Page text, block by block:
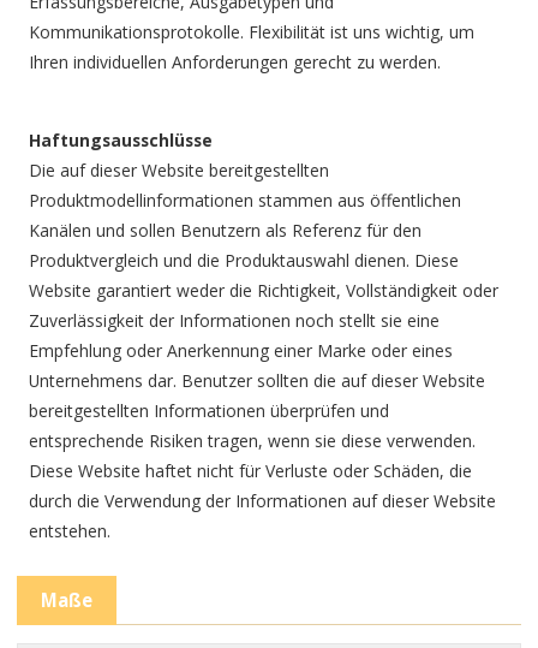
Kommunikationsprotokolle. Flexibilität ist uns wichtig, um
Ihren individuellen Anforderungen gerecht zu werden.
Haftungsausschlüsse
Die auf dieser Website bereitgestellten
Produktmodellinformationen stammen aus öffentlichen
Kanälen und sollen Benutzern als Referenz für den
Produktvergleich und die Produktauswahl dienen. Diese
Website garantiert weder die Richtigkeit, Vollständigkeit oder
Zuverlässigkeit der Informationen noch stellt sie eine
Empfehlung oder Anerkennung einer Marke oder eines
Unternehmens dar. Benutzer sollten die auf dieser Website
bereitgestellten Informationen überprüfen und
entsprechende Risiken tragen, wenn sie diese verwenden.
Diese Website haftet nicht für Verluste oder Schäden, die
durch die Verwendung der Informationen auf dieser Website
entstehen.
Maße